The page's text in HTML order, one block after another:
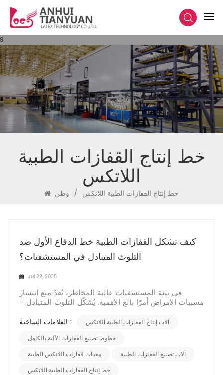
s
خط إنتاج القفازات الطبية
اللاتكس
وطن / خط إنتاج القفازات الطبية اللاتكس
كيف تشكل القفازات الطبية خط الدفاع الأول ضد
التلوث المتبادل في المستشفيات؟
Jul 22, 2025
في بيئة المستشفيات عالية المخاطر، يُعدّ منع انتشار
مسببات الأمراض أمرًا بالغ الأهمية. يُشكّل التلوث المتبادل -
الأشخاص أو الأسطح أو المعدات - تهديدًا مستمرًا لسلامة
الأهمية في بروتوكولات م...
العلامات الساخنة : آلات إنتاج القفازات الطبية اللاتكس
خطوط تصنيع القفازات الآلية بالكامل
معدات قفازات اللاتكس الطبية آلات تصنيع القفازات الطبية
خط إنتاج القفازات الطبية اللاتكس